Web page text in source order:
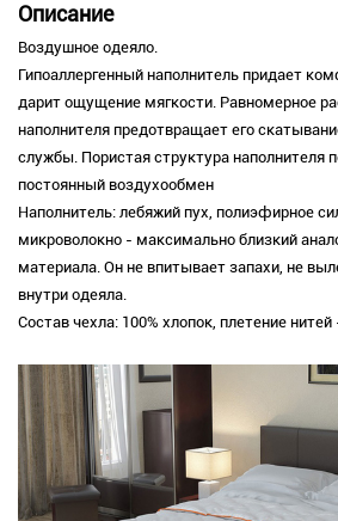
Описание
Воздушное одеяло.
Гипоаллергенный наполнитель придает
дарит ощущение мягкости. Равномерное
наполнителя предотвращает его
службы. Пористая структура наполнителя
постоянный воздухообмен
Наполнитель: лебяжий пух, полиэфирное
микроволокно - максимально близкий
материала. Он не впитывает запахи, не
внутри одеяла.
Состав чехла: 100% хлопок, плетение нитей